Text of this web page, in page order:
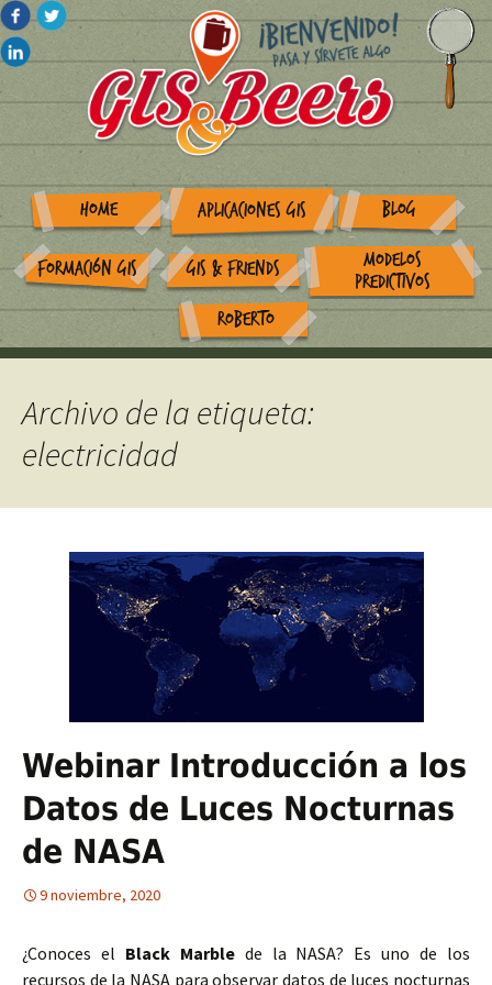
HOME APLICACIONES GIS BLOG
FORMACIÓN GIS GIS & FRIENDS
MODELOS
PREDICTIVOS
ROBERTO
Archivo de la etiqueta:
electricidad
Webinar Introducción a los
Datos de Luces Nocturnas
de NASA
9 noviembre, 2020
¿Conoces el Black Marblede la NASA? Es uno de los
recursos de la NASA para observar datos de luces nocturnas